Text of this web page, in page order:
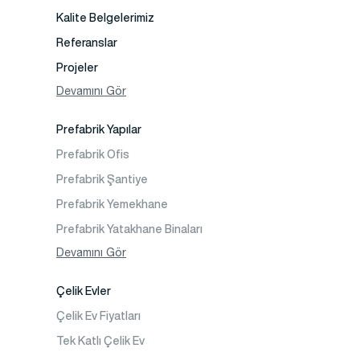
Kalite Belgelerimiz
Referanslar
Projeler
Fotoğraf Galeri
Devamını Gör
Prefabrik Yapılar
Prefabrik Ofis
Prefabrik Şantiye
Prefabrik Yemekhane
Prefabrik Yatakhane Binaları
Prefabrik Dükkan
Devamını Gör
Çelik Evler
Çelik Ev Fiyatları
Tek Katlı Çelik Ev